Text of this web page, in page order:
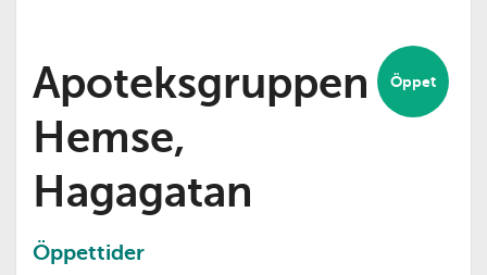
Öppet
Apoteksgruppen
Hemse,
Hagagatan
Öppettider